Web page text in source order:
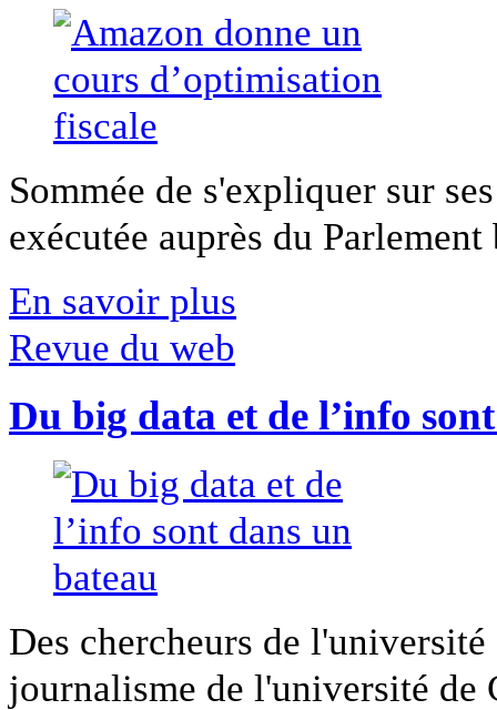
Sommée de s'expliquer sur
exécutée auprès du
En savoir plus
Revue du web
Du big data et de l’info
Des chercheurs de
journalisme de l'université